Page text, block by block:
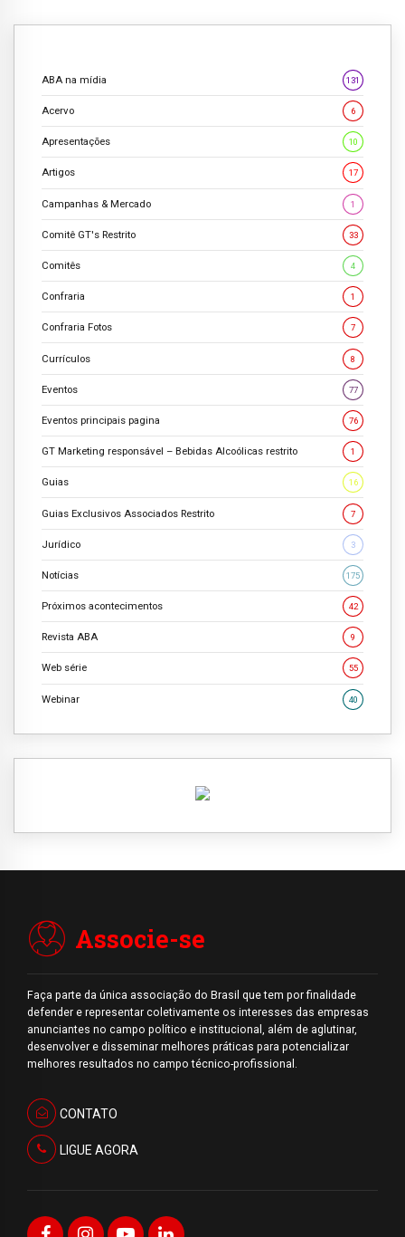
ABA na mídia 131
Acervo 6
Apresentações 10
Artigos 17
Campanhas & Mercado 1
Comitê GT's Restrito 33
Comitês 4
Confraria 1
Confraria Fotos 7
Currículos 8
Eventos 77
Eventos principais pagina 76
GT Marketing responsável – Bebidas Alcoólicas restrito 1
Guias 16
Guias Exclusivos Associados Restrito 7
Jurídico 3
Notícias 175
Próximos acontecimentos 42
Revista ABA 9
Web série 55
Webinar 40
Associe-se
Faça parte da única associação do Brasil que tem por finalidade
defender e representar coletivamente os interesses das empresas
anunciantes no campo político e institucional, além de aglutinar,
desenvolver e disseminar melhores práticas para potencializar
melhores resultados no campo técnico-profissional.
CONTATO
LIGUE AGORA